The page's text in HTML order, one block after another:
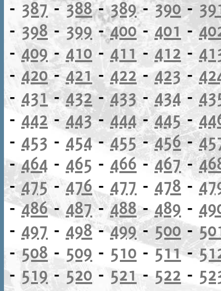
- 387-388-389-390-
- 398 - 399-400- 401 -
-409 -410 - 411 - 412 -
- 420-421-422 - 423 -
- 431-432-433- 434-
- 442 -443- 444-445-
- 453 - 454-455-456-
-464 - 465 - 466- 467-
-475-476- 477 - 478 -
-486-487-488-489 -
- 497 - 498-499-500-
-508 - 509 - 510 -511-
- 519 -520 - 521- 522 -